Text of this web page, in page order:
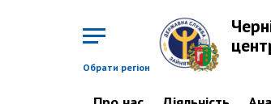
Обрати регіон